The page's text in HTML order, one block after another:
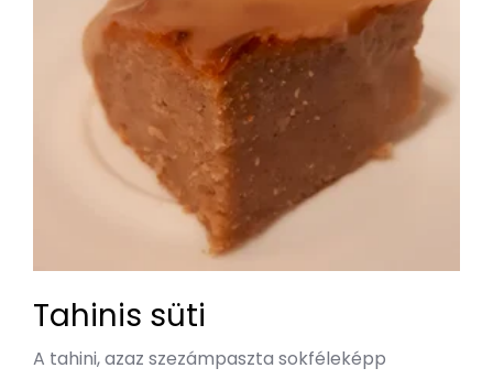
Tahinis süti
A tahini, azaz szezámpaszta sokféleképp